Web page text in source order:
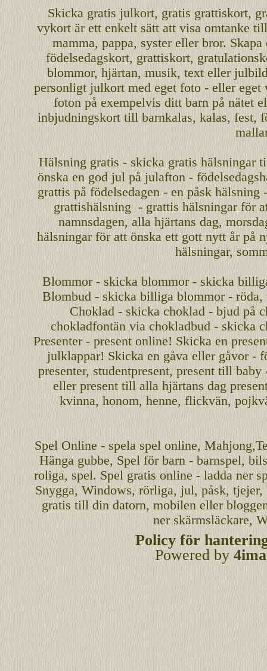
Skicka gratis julkort, gratis grattiskort,
vykortär ett enkelt sätt att visa omtanke
mamma, pappa,systerellerbror.
födelsedagskort,grattiskort,
blommor, hjärtan, musik, text eller
personligtjulkort med eget foto - eller eget
foton på exempelvis ditt barn på nätet
inbjudningskorttill barnkalas, kalas, fest,
Hälsning gratis - skicka gratis
önska engod julpå julafton -
grattis på födelsedagen - en påsk
grattishälsning - grattis hälsningar för
namnsdagen,alla hjärtans dag,
hälsningar för att önska ett gott nytt årpå
hälsningar,
Blommor - skicka blommor - skicka
Blombud - skicka billiga blommor -
Choklad - skicka choklad - bjud på
chokladfontän via chokladbud - skicka
Presenter - present online! Skicka en
julklappar! Skicka en gåva eller gåvor -
presenter, studentpresent, present till
eller present till alla hjärtans dag
kvinna, honom, henne, flickvän,
Spel Online- spela spel online,Mahjong
Hänga gubbe, Spel för barn - barnspel,
roliga, spel. Spel gratis online - ladda ner
Snygga, Windows, rörliga, jul, påsk, tjejer,
gratis till din datorn, mobilen eller
ner skärmsläckare,
Policy för
Powered by